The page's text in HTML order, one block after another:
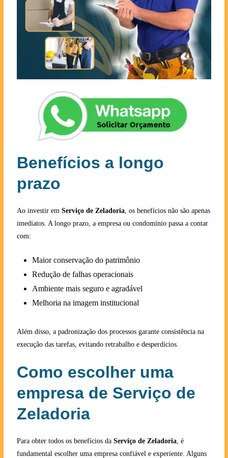
Benefícios a longo
prazo
Ao investir em Serviço de Zeladoria, os benefícios não são apenas
imediatos. A longo prazo, a empresa ou condomínio passa a contar
com:
Maior conservação do patrimônio
Redução de falhas operacionais
Ambiente mais seguro e agradável
Melhoria na imagem institucional
Além disso, a padronização dos processos garante consistência na
execução das tarefas, evitando retrabalho e desperdícios.
Como escolher uma
empresa de Serviço de
Zeladoria
Para obter todos os benefícios da Serviço de Zeladoria, é
fundamental escolher uma empresa confiável e experiente. Alguns